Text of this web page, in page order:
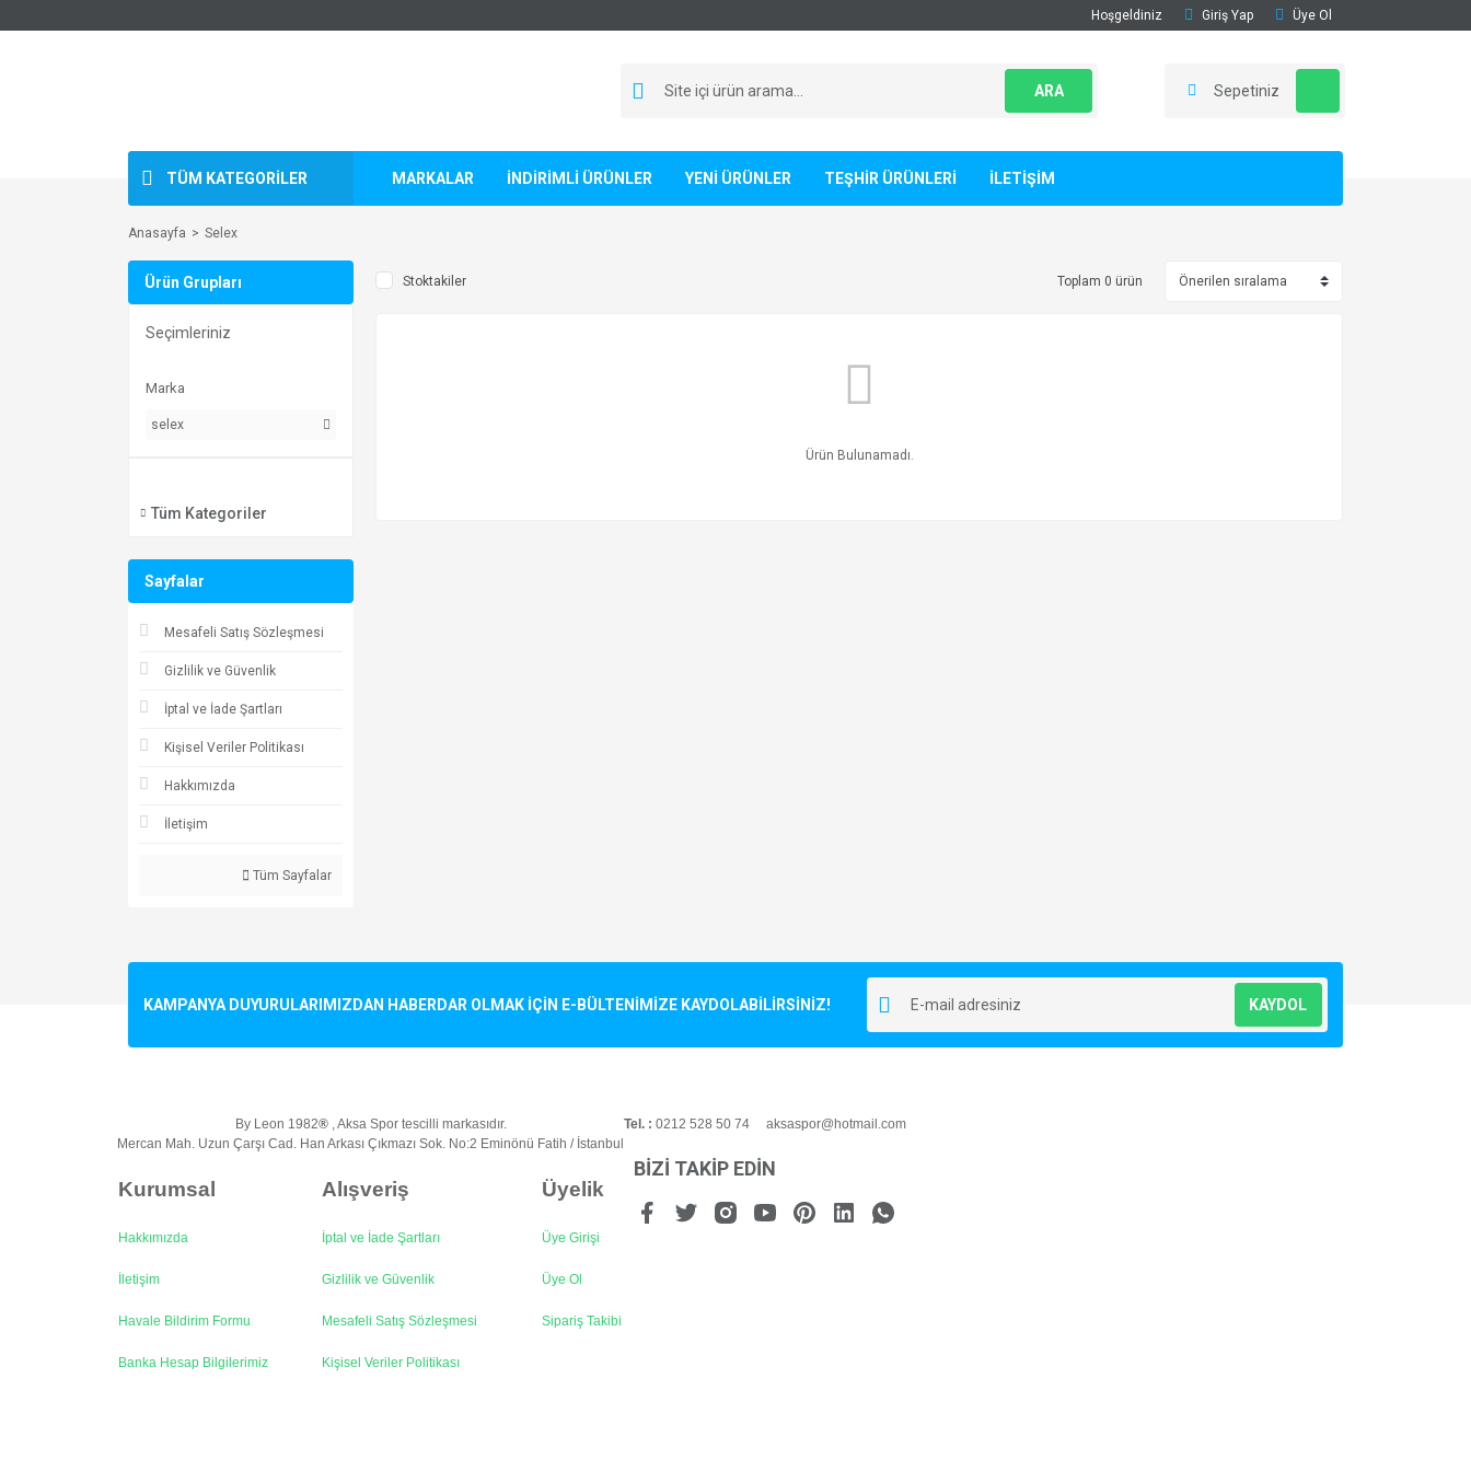
Hoşgeldiniz Giriş Yap Üye Ol
ARA Sepetiniz
TÜM KATEGORİLER MARKALAR İNDİRİMLİ ÜRÜNLER YENİ ÜRÜNLER TEŞHİR ÜRÜNLERİ İLETİŞİM
Anasayfa Selex
Ürün Grupları
Seçimleriniz
Marka
selex
Tüm Kategoriler
Sayfalar
Mesafeli Satış Sözleşmesi
Gizlilik ve Güvenlik
İptal ve İade Şartları
Kişisel Veriler Politikası
Hakkımızda
İletişim
Tüm Sayfalar
Stoktakiler Toplam 0 ürün
Ürün Bulunamadı.
KAMPANYA DUYURULARIMIZDAN HABERDAR OLMAK İÇİN E-BÜLTENİMİZE KAYDOLABİLİRSİNİZ! KAYDOL
By Leon 1982®, Aksa Spor tescilli markasıdır.
Mercan Mah. Uzun Çarşı Cad. Han Arkası Çıkmazı Sok. No:2 Eminönü Fatih / İstanbul
Tel. : 0212 528 50 74 aksaspor@hotmail.com
Kurumsal Alışveriş Üyelik
Hakkımızda İptal ve İade Şartları Üye Girişi
İletişim Gizlilik ve Güvenlik Üye Ol
Havale Bildirim Formu Mesafeli Satış Sözleşmesi Sipariş Takibi
Banka Hesap Bilgilerimiz Kişisel Veriler Politikası
BİZİ TAKİP EDİN